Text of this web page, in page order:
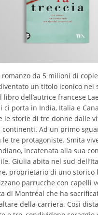
romanzo da 5 milioni di
un titolo iconico nel
libro dell’autrice francese
ci porta in India, Italia e
le storie di tre donne dalle
continenti. Ad un primo
le tre protagoniste. Smita
incatenata alla sua
Giulia abita nel sud
proprietario di uno storico
parrucche con capelli
di Montréal che ha
della carriera. Così